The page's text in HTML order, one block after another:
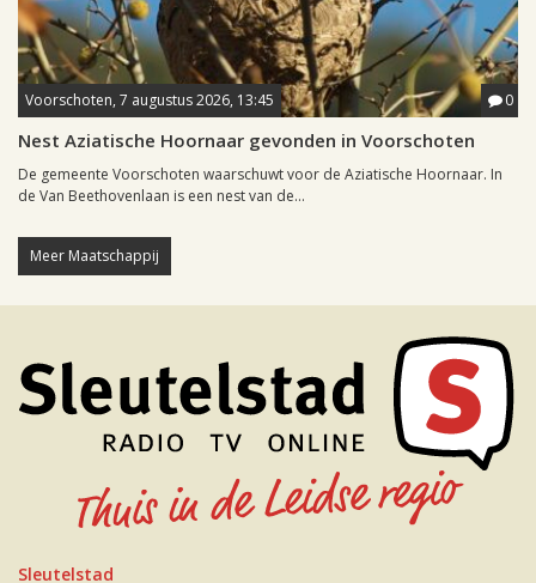
Voorschoten, 7 augustus 2026, 13:45 0
Nest Aziatische Hoornaar gevonden in Voorschoten
De gemeente Voorschoten waarschuwt voor de Aziatische Hoornaar. In
de Van Beethovenlaan is een nest van de...
Meer Maatschappij
Sleutelstad